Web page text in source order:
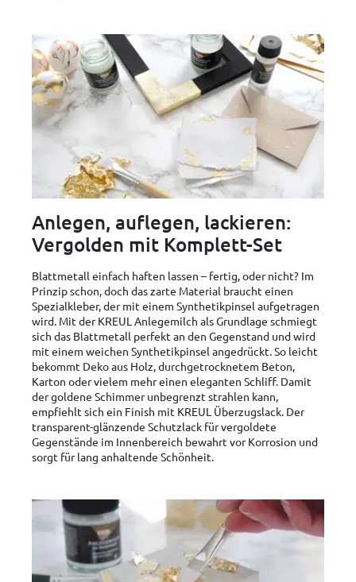
Anlegen, auflegen, lackieren:
Vergolden mit Komplett-Set
Blattmetall einfach haften lassen – fertig, oder nicht? Im
Prinzip schon, doch das zarte Material braucht einen
Spezialkleber, der mit einem Synthetikpinsel aufgetragen
wird. Mit der KREUL Anlegemilch als Grundlage schmiegt
sich das Blattmetall perfekt an den Gegenstand und wird
mit einem weichen Synthetikpinsel angedrückt. So leicht
bekommt Deko aus Holz, durchgetrocknetem Beton,
Karton oder vielem mehr einen eleganten Schliff. Damit
der goldene Schimmer unbegrenzt strahlen kann,
empfiehlt sich ein Finish mit KREUL Überzugslack. Der
transparent-glänzende Schutzlack für vergoldete
Gegenstände im Innenbereich bewahrt vor Korrosion und
sorgt für lang anhaltende Schönheit.